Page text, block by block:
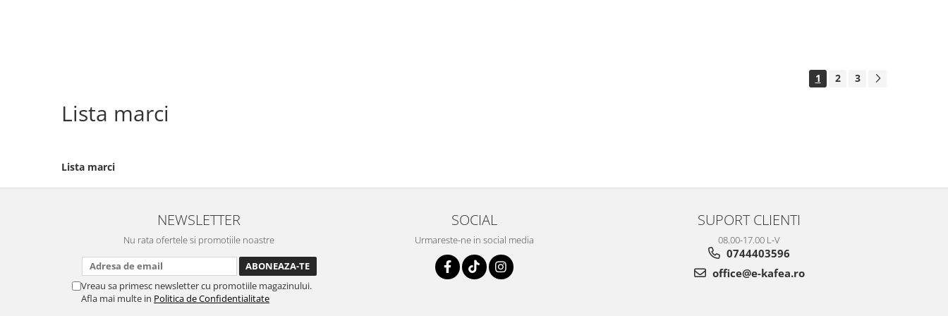
1 2 3
Lista marci
Lista marci
NEWSLETTER
Nu rata ofertele si promotiile noastre
Vreau sa primesc newsletter cu promotiile magazinului.
Afla mai multe in Politica de Confidentialitate
SOCIAL
Urmareste-ne in social media
SUPORT CLIENTI
08.00-17.00 L-V
0744403596
office@e-kafea.ro